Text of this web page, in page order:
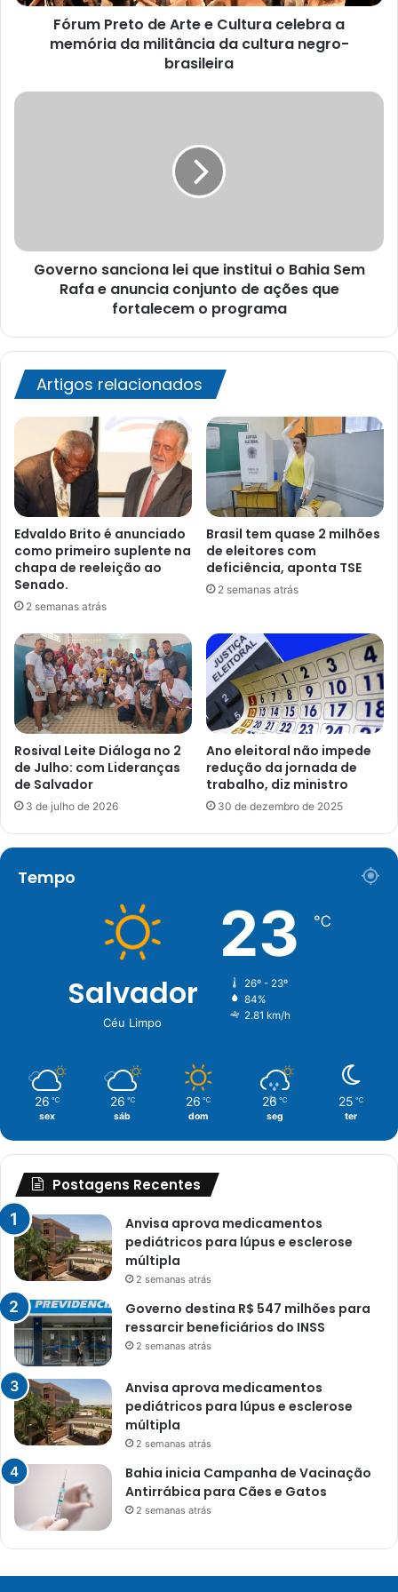
memória
militância
negro-
Fórum Preto de Arte e Cultura celebra a
memória da militância da cultura negro-
brasileira
Governo
Rafa
ações
fortalecem
o
programa
Governo sanciona lei que institui o Bahia Sem
Rafa e anuncia conjunto de ações que
fortalecem o programa
Artigos relacionados
Edvaldo Brito é anunciado
como primeiro suplente na
chapa de reeleição ao
Senado.
2 semanas atrás
Brasil tem quase 2 milhões
de eleitores com
deficiência, aponta TSE
2 semanas atrás
Rosival Leite Diáloga no 2
de Julho: com Lideranças
de Salvador
3 de julho de 2026
Ano eleitoral não impede
redução da jornada de
trabalho, diz ministro
30 de dezembro de 2025
Tempo
Salvador
Céu Limpo
23 ℃
26º - 23º
84%
2.81 km/h
26 ℃
sex
26 ℃
sáb
26 ℃
dom
26 ℃
seg
25 ℃
ter
Postagens Recentes
Anvisa aprova medicamentos
pediátricos para lúpus e esclerose
múltipla
2 semanas atrás
Governo destina R$ 547 milhões para
ressarcir beneficiários do INSS
2 semanas atrás
Anvisa aprova medicamentos
pediátricos para lúpus e esclerose
múltipla
2 semanas atrás
Bahia inicia Campanha de Vacinação
Antirrábica para Cães e Gatos
2 semanas atrás